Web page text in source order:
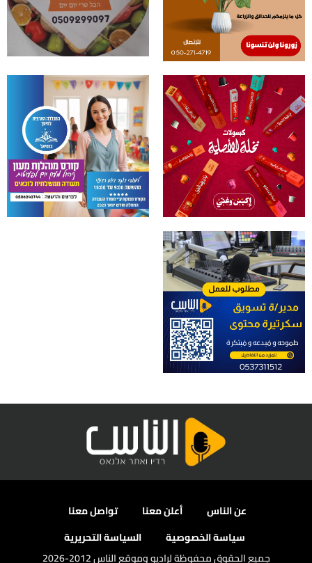
عن الناس أعلن معنا
تواصل معنا
سياسة الخصوصية
السياسة التحريرية
جميع الحقوق محفوظة لراديو وموقع الناس 2012-2026